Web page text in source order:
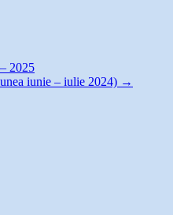
2025
iunie – iulie 2024) →